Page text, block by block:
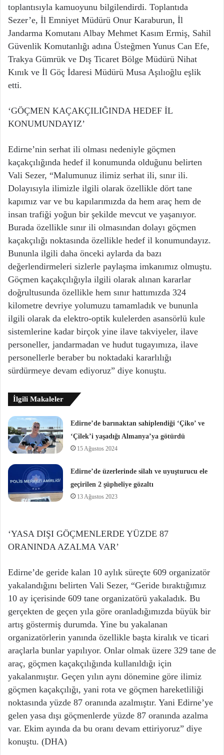
toplantısıyla kamuoyunu bilgilendirdi. Toplantıda
Sezer’e, İl Emniyet Müdürü Onur Karaburun, İl
Jandarma Komutanı Albay Mehmet Kasım Ermiş, Sahil
Güvenlik Komutanlığı adına Üsteğmen Yunus Can Efe,
Trakya Gümrük ve Dış Ticaret Bölge Müdürü Nihat
Kınık ve İl Göç İdaresi Müdürü Musa Aşılıoğlu eşlik
etti.
‘GÖÇMEN KAÇAKÇILIĞINDA HEDEF İL
KONUMUNDAYIZ’
Edirne’nin serhat ili olması nedeniyle göçmen
kaçakçılığında hedef il konumunda olduğunu belirten
Vali Sezer, “Malumunuz ilimiz serhat ili, sınır ili.
Dolayısıyla ilimizle ilgili olarak özellikle dört tane
kapımız var ve bu kapılarımızda da hem araç hem de
insan trafiği yoğun bir şekilde mevcut ve yaşanıyor.
Burada özellikle sınır ili olmasından dolayı göçmen
kaçakçılığı noktasında özellikle hedef il konumundayız.
Bununla ilgili daha önceki aylarda da bazı
değerlendirmeleri sizlerle paylaşma imkanımız olmuştu.
Göçmen kaçakçılığıyla ilgili olarak alınan kararlar
doğrultusunda özellikle hem sınır hattımızda 324
kilometre devriye yolumuzu tamamladık ve bununla
ilgili olarak da elektro-optik kulelerden asansörlü kule
sistemlerine kadar birçok yine ilave takviyeler, ilave
personeller, jandarmadan ve hudut tugayımıza, ilave
personellerle beraber bu noktadaki kararlılığı
sürdürmeye devam ediyoruz” diye konuştu.
İlgili Makaleler
Edirne’de barınaktan sahiplendiği ‘Çiko’ ve
‘Çilek’i yaşadığı Almanya’ya götürdü
15 Ağustos 2024
Edirne’de üzerlerinde silah ve uyuşturucu ele
geçirilen 2 şüpheliye gözaltı
13 Ağustos 2023
‘YASA DIŞI GÖÇMENLERDE YÜZDE 87
ORANINDA AZALMA VAR’
Edirne’de geride kalan 10 aylık süreçte 609 organizatör
yakalandığını belirten Vali Sezer, “Geride bıraktığımız
10 ay içerisinde 609 tane organizatörü yakaladık. Bu
gerçekten de geçen yıla göre oranladığımızda büyük bir
artış göstermiş durumda. Yine bu yakalanan
organizatörlerin yanında özellikle başta kiralık ve ticari
araçlarla bunlar yapılıyor. Onlar olmak üzere 329 tane de
araç, göçmen kaçakçılığında kullanıldığı için
yakalanmıştır. Geçen yılın aynı dönemine göre ilimiz
göçmen kaçakçılığı, yani rota ve göçmen hareketliliği
noktasında yüzde 87 oranında azalmıştır. Yani Edirne’ye
gelen yasa dışı göçmenlerde yüzde 87 oranında azalma
var. Ekim ayında da bu oranı devam ettiriyoruz” diye
konuştu. (DHA)